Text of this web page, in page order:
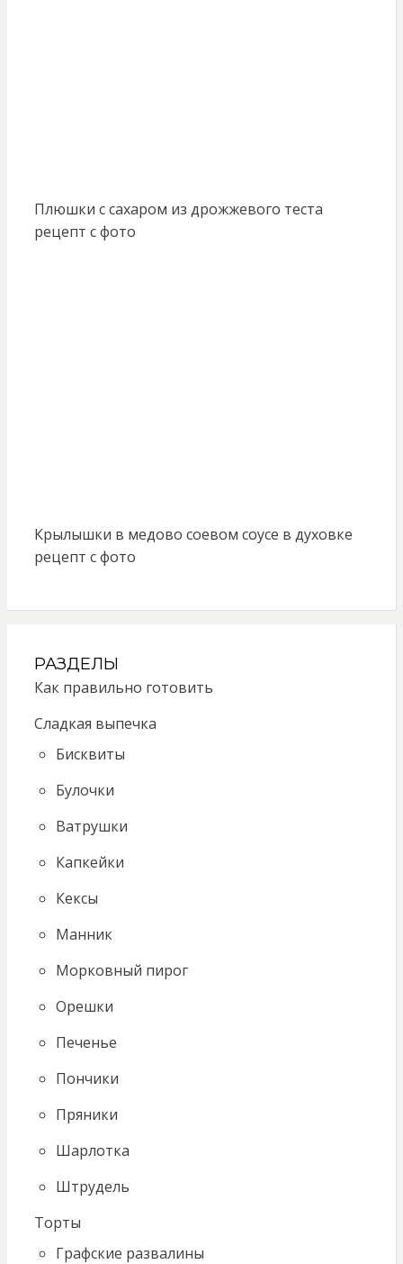
Плюшки с сахаром из дрожжевого теста
рецепт с фото
Крылышки в медово соевом соусе в духовке
рецепт с фото
РАЗДЕЛЫ
Как правильно готовить
Сладкая выпечка
Бисквиты
Булочки
Ватрушки
Капкейки
Кексы
Манник
Морковный пирог
Орешки
Печенье
Пончики
Пряники
Шарлотка
Штрудель
Торты
Графские развалины